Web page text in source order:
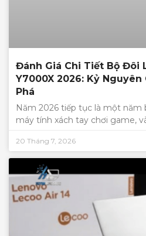
Đánh Giá Chi Tiết Bộ Đôi
Y7000X 2026: Kỷ Nguyên
Phá
Năm 2026 tiếp tục là một
máy tính xách tay chơi game,
20 Tháng 7, 2026